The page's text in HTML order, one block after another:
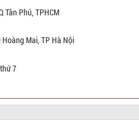
Tân Phú, TPHCM
Mai, TP Hà Nội
7